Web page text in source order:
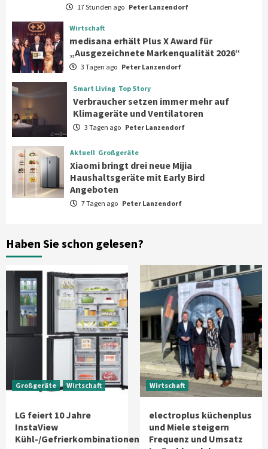
3
Wirtschaft
medisana erhält Plus X Award für
„Ausgezeichnete Markenqualität 2026“
4
Smart Living Top Story
Verbraucher setzen immer mehr auf
Klimageräte und Ventilatoren
5
Aktuell Großgeräte
Xiaomi bringt drei neue Mijia
Haushaltsgeräte mit Early Bird
Angeboten
6
Induktionskochfeld mit neuer
Background Smart Living
Reolink-Studie: Bei der Heimsicherheit
zählen Zuverlässigkeit und Qualität
statt Feature-Flut
17 Stunden ago Peter Lanzendorf
Wirtschaft
medisana erhält Plus X Award für
„Ausgezeichnete Markenqualität 2026“
3 Tagen ago Peter Lanzendorf
Smart Living Top Story
Verbraucher setzen immer mehr auf
Klimageräte und Ventilatoren
3 Tagen ago Peter Lanzendorf
Aktuell Großgeräte
Xiaomi bringt drei neue Mijia
Haushaltsgeräte mit Early Bird
Angeboten
7 Tagen ago Peter Lanzendorf
Haben Sie schon gelesen?
Großgeräte Wirtschaft
LG feiert 10 Jahre
InstaView
Kühl-/Gefrierkombinationen
Wirtschaft
electroplus küchenplus
und Miele steigern
Frequenz und Umsatz